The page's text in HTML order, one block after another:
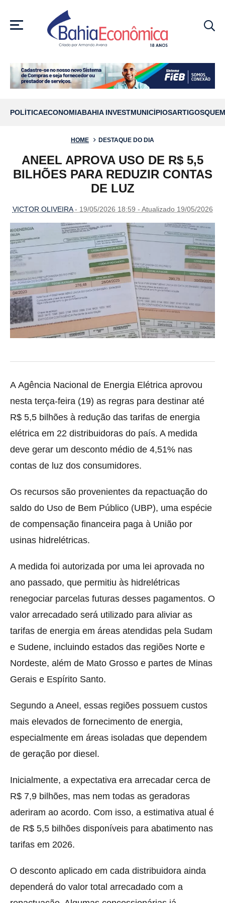
MENU
POLÍTICAECONOMIABAHIA INVESTMUNICÍPIOSARTIGOS
HOME DESTAQUE DO DIA
ANEEL APROVA USO DE R$ 5,5
BILHÕES PARA REDUZIR CONTAS
DE LUZ
VICTOR OLIVEIRA- 19/05/2026 18:59 - Atualizado 19/05/2026
A Agência Nacional de Energia Elétrica aprovou
nesta terça-feira (19) as regras para destinar até
R$ 5,5 bilhões à redução das tarifas de energia
elétrica em 22 distribuidoras do país. A medida
deve gerar um desconto médio de 4,51% nas
contas de luz dos consumidores.
Os recursos são provenientes da repactuação do
saldo do Uso de Bem Público (UBP), uma espécie
de compensação financeira paga à União por
usinas hidrelétricas.
A medida foi autorizada por uma lei aprovada no
ano passado, que permitiu às hidrelétricas
renegociar parcelas futuras desses pagamentos. O
valor arrecadado será utilizado para aliviar as
tarifas de energia em áreas atendidas pela Sudam
e Sudene, incluindo estados das regiões Norte e
Nordeste, além de Mato Grosso e partes de Minas
Gerais e Espírito Santo.
Segundo a Aneel, essas regiões possuem custos
mais elevados de fornecimento de energia,
especialmente em áreas isoladas que dependem
de geração por diesel.
Inicialmente, a expectativa era arrecadar cerca de
R$ 7,9 bilhões, mas nem todas as geradoras
aderiram ao acordo. Com isso, a estimativa atual é
de R$ 5,5 bilhões disponíveis para abatimento nas
tarifas em 2026.
O desconto aplicado em cada distribuidora ainda
dependerá do valor total arrecadado com a